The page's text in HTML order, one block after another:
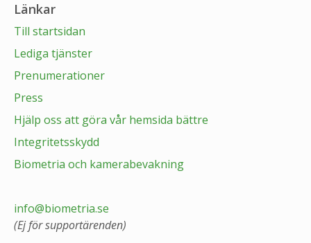
Länkar
Till startsidan
Lediga tjänster
Prenumerationer
Press
Hjälp oss att göra vår hemsida bättre
Integritetsskydd
Biometria och kamerabevakning
info@biometria.se
(Ej för supportärenden)